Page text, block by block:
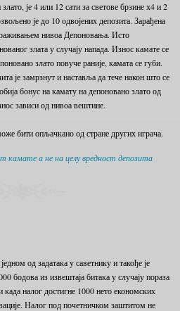
је 4 или 12 сати за светове брзине х4 и 2
је до 10 одвојених депозита. Зарађена
нивоа Депоновања. Исто
злата у случају напада. Износ камате се
злато повуче раније, камата се губи.
је замрзнут и наставља да тече након што се
бонус на камату на депоновано злато од
зависи од нивоа вештине.
бити опљачкано од стране других играча.
камате а не на целу вредност депозита
од задатака у саветнику и такође је
бодова из извештаја битака у случају пораза
налог достигне 1000 нето економских
Налог под почетничком заштитом не